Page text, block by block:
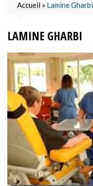
Accueil » Lamine Gharbi
LAMINE GHARBI